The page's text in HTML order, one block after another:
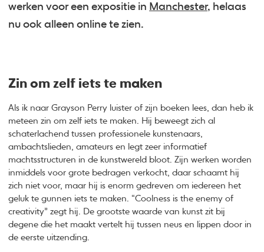
werken voor een expositie in Manchester, helaas
nu ook alleen online te zien.
Zin om zelf iets te maken
Als ik naar Grayson Perry luister of zijn boeken lees, dan heb ik
meteen zin om zelf iets te maken. Hij beweegt zich al
schaterlachend tussen professionele kunstenaars,
ambachtslieden, amateurs en legt zeer informatief
machtsstructuren in de kunstwereld bloot. Zijn werken worden
inmiddels voor grote bedragen verkocht, daar schaamt hij
zich niet voor, maar hij is enorm gedreven om iedereen het
geluk te gunnen iets te maken. “Coolness is the enemy of
creativity” zegt hij. De grootste waarde van kunst zit bij
degene die het maakt vertelt hij tussen neus en lippen door in
de eerste uitzending.